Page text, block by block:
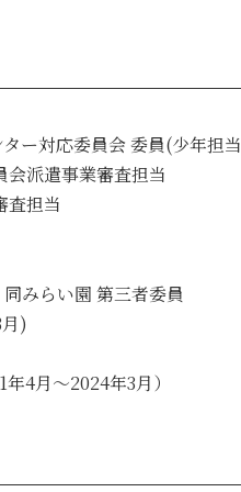
ー対応委員会 委員(少年担
派遣事業審査担当
査担当
みらい園 第三者委員
)
4月～2024年3月）